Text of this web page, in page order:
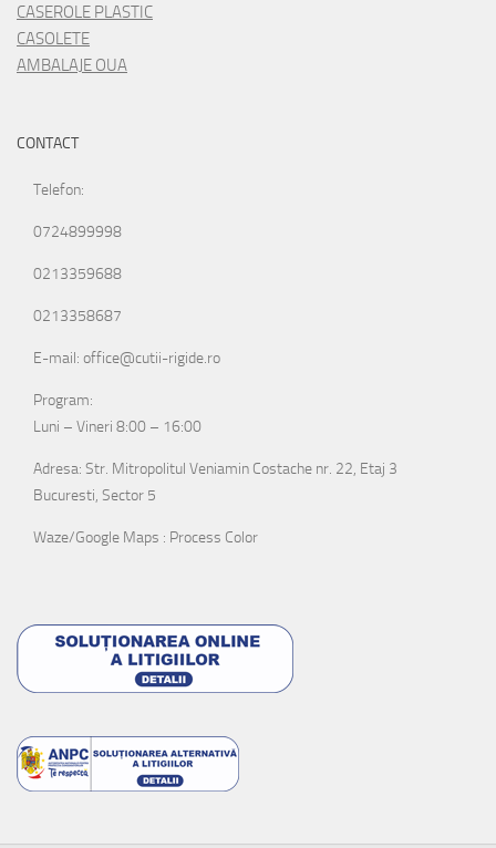
CASEROLE PLASTIC
CASOLETE
AMBALAJE OUA
CONTACT
Telefon:
0724899998
0213359688
0213358687
E-mail: office@cutii-rigide.ro
Program:
Luni – Vineri 8:00 – 16:00
Adresa: Str. Mitropolitul Veniamin Costache nr. 22, Etaj 3
Bucuresti, Sector 5
Waze/Google Maps : Process Color